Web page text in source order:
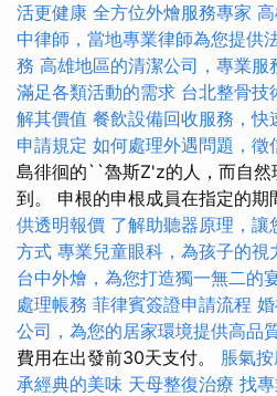
活更健康 全方位外燴服務專家
中律師，當地專業律師為您提供
務 高雄地區的清潔公司，專業服
滿足各類活動的需求 台北整骨技
解其價值 餐飲設備回收服務，快
申請規定 如何處理外遇問題，徵
島徘徊的``魯斯Z'z的人，而自然
到。 申根的申根成員在指定的期
供透明報價 了解助聽器原理，
方式 專業兒童眼科，為孩子的視
台中外燴，為您打造獨一無二的
處理帳務 菲律賓簽證申請流程
公司，為您的居家環境提供高品
費用在出發前30天支付。 脹氣
承經典的美味 天母整復治療 找